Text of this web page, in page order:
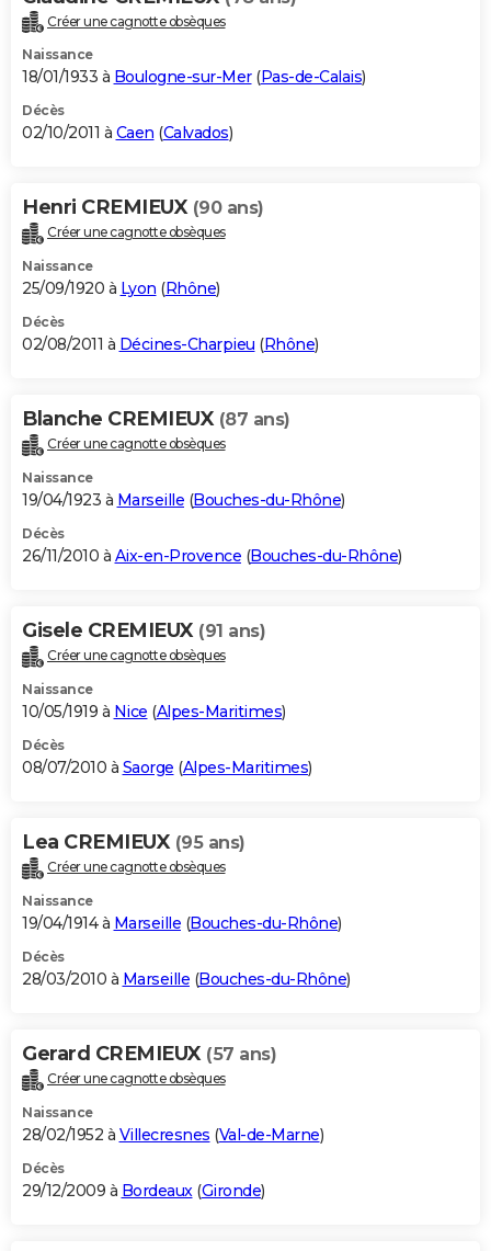
Créer une cagnotte obsèques
Naissance
18/01/1933 à Boulogne-sur-Mer(Pas-de-Calais)
Décès
02/10/2011 à Caen (Calvados)
Henri CREMIEUX (90 ans)
Créer une cagnotte obsèques
Naissance
25/09/1920 à Lyon (Rhône)
Décès
02/08/2011 à Décines-Charpieu (Rhône)
Blanche CREMIEUX (87 ans)
Créer une cagnotte obsèques
Naissance
19/04/1923 à Marseille (Bouches-du-Rhône)
Décès
26/11/2010 à Aix-en-Provence (Bouches-du-Rhône)
Gisele CREMIEUX (91 ans)
Créer une cagnotte obsèques
Naissance
10/05/1919 à Nice (Alpes-Maritimes)
Décès
08/07/2010 à Saorge (Alpes-Maritimes)
Lea CREMIEUX (95 ans)
Créer une cagnotte obsèques
Naissance
19/04/1914 à Marseille (Bouches-du-Rhône)
Décès
28/03/2010 à Marseille (Bouches-du-Rhône)
Gerard CREMIEUX (57 ans)
Créer une cagnotte obsèques
Naissance
28/02/1952 à Villecresnes (Val-de-Marne)
Décès
29/12/2009 à Bordeaux(Gironde)